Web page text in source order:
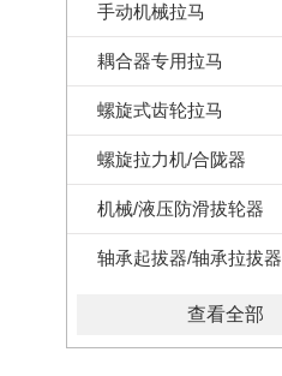
手动机械拉马
耦合器专用拉马
螺旋式齿轮拉马
螺旋拉力机/合陇器
机械/液压防滑拔轮器
轴承起拔器/轴承拉拔器
查看全部